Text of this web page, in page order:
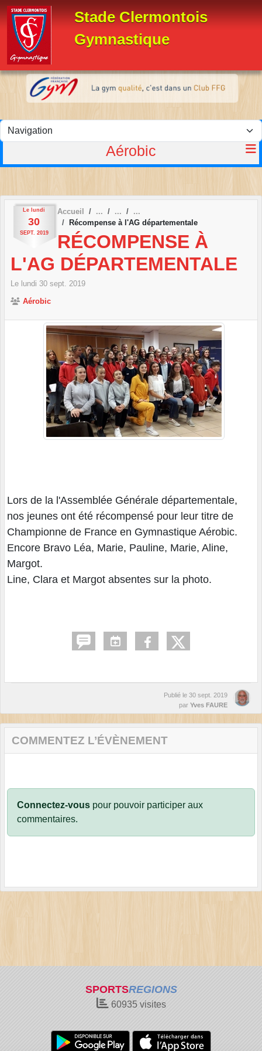
Stade Clermontois
Gymnastique
Aérobic
Le lundi
30
SEPT. 2019
Accueil
Récompense à l'AG départementale
RÉCOMPENSE À
L'AG DÉPARTEMENTALE
Le lundi 30 sept. 2019
Aérobic
Lors de la l'Assemblée Générale départementale,
nos jeunes ont été récompensé pour leur titre de
Championne de France en Gymnastique Aérobic.
Encore Bravo Léa, Marie, Pauline, Marie, Aline,
Margot.
Line, Clara et Margot absentes sur la photo.
Publié le 30 sept. 2019
par Yves FAURE
COMMENTEZ L’ÉVÈNEMENT
Connectez-vous pour pouvoir participer aux
commentaires.
SPORTSREGIONS
60935visites
Panneau de gestion des cookies